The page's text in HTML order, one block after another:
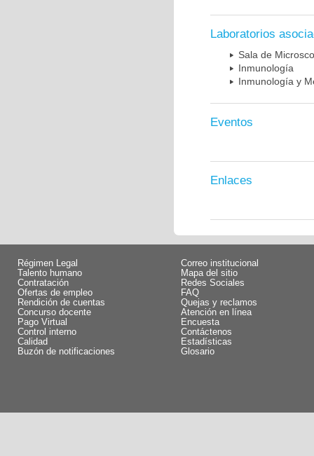
Laboratorios
Sala de
Inmunología
Inmunología y
Eventos
Enlaces
Régimen Legal
Talento humano
Contratación
Ofertas de empleo
Rendición de cuentas
Concurso docente
Pago Virtual
Control interno
Calidad
Buzón de notificaciones
Correo institucional
Mapa del sitio
Redes Sociales
FAQ
Quejas y reclamos
Atención en línea
Encuesta
Contáctenos
Estadísticas
Glosario